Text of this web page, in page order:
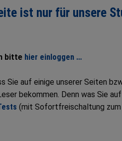
ist nur für unsere
bitte hier einloggen …
Sie auf einige unserer Seiten
bekommen. Denn was Sie auf
(mit Sofortfreischaltung zum